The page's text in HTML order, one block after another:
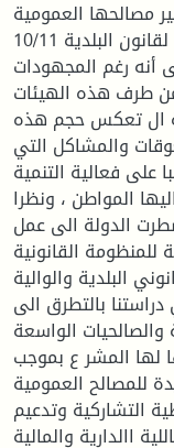
مصالحها العمومية
االقتصادية وذلك وفقا لقانون البلدية 10/11
خلصنا الى أنه رغم المجهودات
طرف هذه الهيئات ،
ال تعكس حجم هذه
والمشاكل التي
على فعالية التنمية
المواطن ، ونظرا
الدولة الى عمل
للمنظومة القانونية
البلدية والوالية
بالتطرق الى
والصالحيات الواسعة
لها المشر ع بموجب
للمصالح العمومية
التشاركية وتدعيم
االدارية والمالية